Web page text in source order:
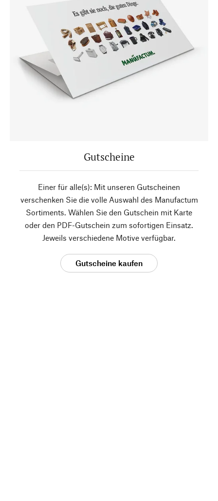
Gutscheine
Einer für alle(s): Mit unseren Gutscheinen
verschenken Sie die volle Auswahl des Manufactum
Sortiments. Wählen Sie den Gutschein mit Karte
oder den PDF-Gutschein zum sofortigen Einsatz.
Jeweils verschiedene Motive verfügbar.
Gutscheine kaufen